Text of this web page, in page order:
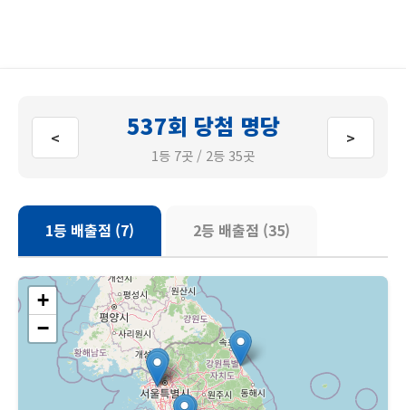
< 537회 당첨 명당
1등 7곳 / 2등 35곳
>
1등 배출점 (7) 2등 배출점 (35)
+
−